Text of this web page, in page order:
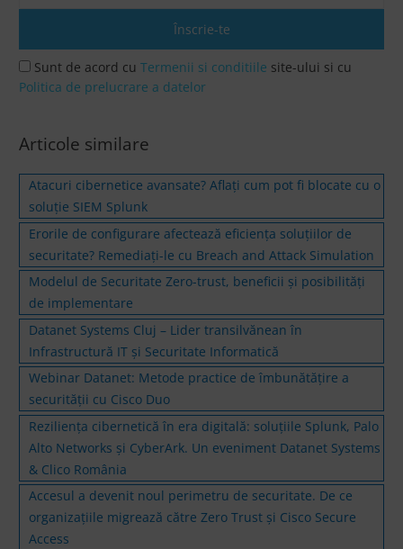
Sunt de acord cuTermenii si conditiile site-ului si cu
Politica de prelucrare a datelor
Articole similare
Atacuri cibernetice avansate? Aflaţi cum pot fi blocate cu o
soluţie SIEM Splunk
Erorile de configurare afectează eficiența soluțiilor de
securitate? Remediați-le cu Breach and Attack Simulation
Modelul de Securitate Zero-trust, beneficii și posibilități
de implementare
Datanet Systems Cluj – Lider transilvănean în
Infrastructură IT și Securitate Informatică
Webinar Datanet: Metode practice de îmbunătățire a
securității cu Cisco Duo
Reziliența cibernetică în era digitală: soluțiile Splunk, Palo
Alto Networks și CyberArk. Un eveniment Datanet Systems
& Clico România
Accesul a devenit noul perimetru de securitate. De ce
organizațiile migrează către Zero Trust și Cisco Secure
Access